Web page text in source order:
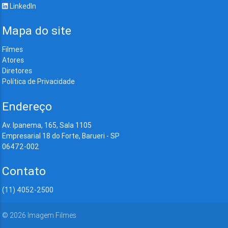
LinkedIn
Mapa do site
Filmes
Atores
Diretores
Política de Privacidade
Endereço
Av. Ipanema, 165, Sala 1105
Empresarial 18 do Forte, Barueri - SP
06472-002
Contato
(11) 4052-2500
© 2026 Imagem Filmes